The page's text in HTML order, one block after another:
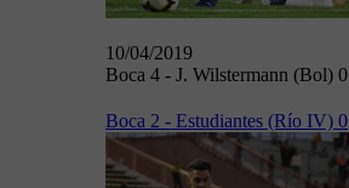
10/04/2019
Boca 4 - J. Wilstermann (Bol) 0
Boca 2 - Estudiantes (Río IV) 0